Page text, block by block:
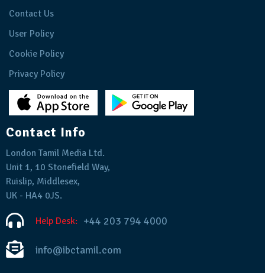
Contact Us
User Policy
Cookie Policy
Privacy Policy
Contact Info
London Tamil Media Ltd.
Unit 1, 10 Stonefield Way,
Ruislip, Middlesex,
UK - HA4 0JS.
Help Desk: +44 203 794 4000
info@ibctamil.com